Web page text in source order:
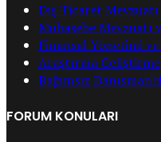
Dış Ticaret
Muhasebe Mevzuatı
Finansal Yönetimi
Araştırma Geliştirme
Bağımsız
FORUM KONULARI